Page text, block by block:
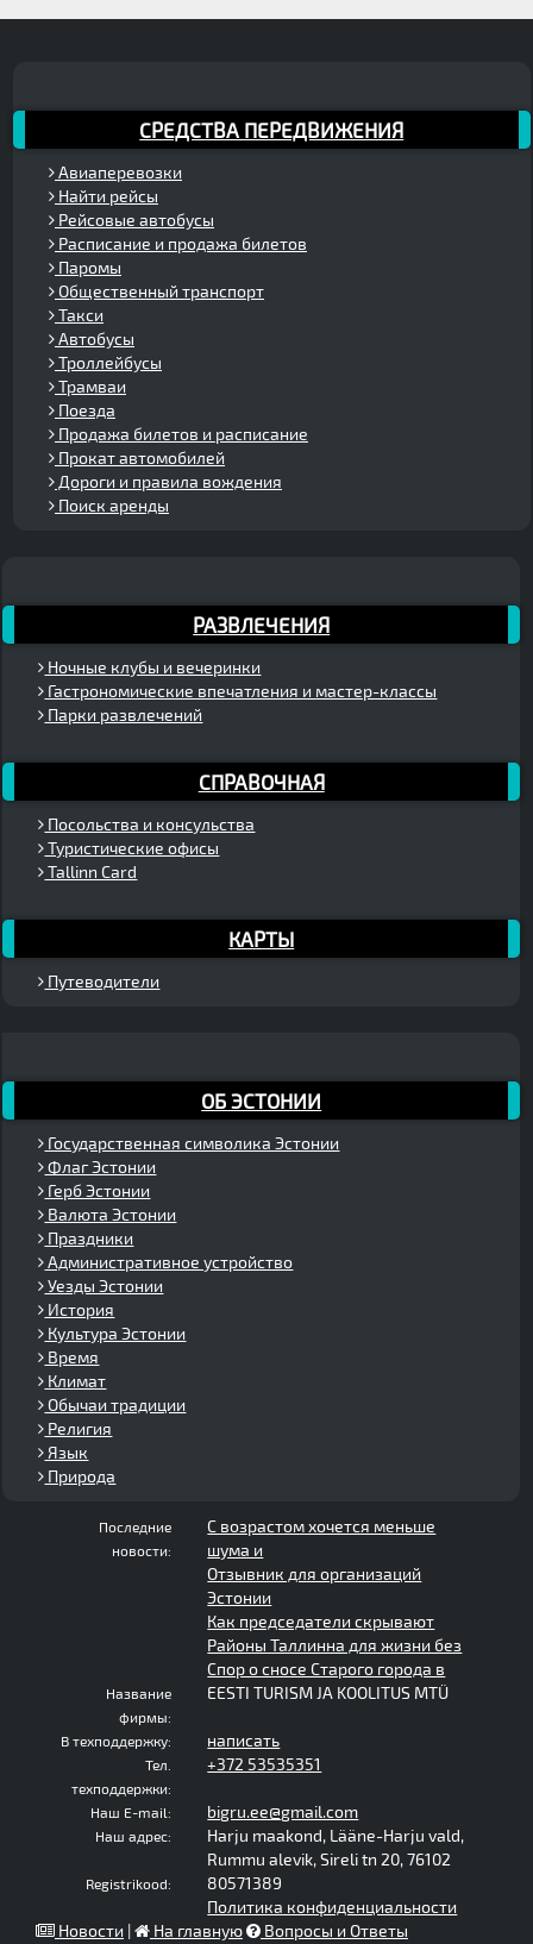
СРЕДСТВА ПЕРЕДВИЖЕНИЯ
Авиаперевозки
Найти рейсы
Рейсовые автобусы
Расписание и продажа билетов
Паромы
Общественный транспорт
Такси
Автобусы
Троллейбусы
Трамваи
Поезда
Продажа билетов и расписание
Прокат автомобилей
Дороги и правила вождения
Поиск аренды
РАЗВЛЕЧЕНИЯ
Ночные клубы и вечеринки
Гастрономические впечатления и мастер-классы
Парки развлечений
СПРАВОЧНАЯ
Посольства и консульства
Туристические офисы
Tallinn Card
КАРТЫ
Путеводители
ОБ ЭСТОНИИ
Государственная символика Эстонии
Флаг Эстонии
Герб Эстонии
Валюта Эстонии
Праздники
Административное устройство
Уезды Эстонии
История
Культура Эстонии
Время
Климат
Обычаи традиции
Религия
Язык
Природа
Последние
новости:
С возрастом хочется меньше
шума и
Отзывник для организаций
Эстонии
Как председатели скрывают
Районы Таллинна для жизни без
Спор о сносе Старого города в
Название
фирмы:
EESTI TURISM JA KOOLITUS MTÜ
В техподдержку: написать
Тел.
техподдержки:
+372 53535351
Наш E-mail: bigru.ee@gmail.com
Наш адрес:
Harju maakond, Lääne-Harju vald,
Rummu alevik, Sireli tn 20, 76102
Registrikood:
80571389
Политика конфиденциальности
Новости | На главную Вопросы и Ответы